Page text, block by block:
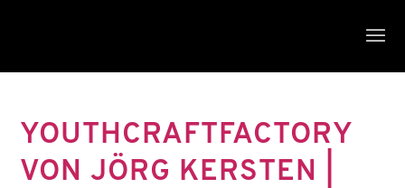
YOUTHCRAFTFACTORY
VON JÖRG KERSTEN |